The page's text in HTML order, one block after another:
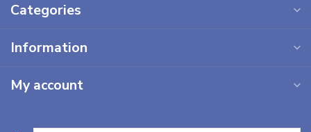
Categories
Information
My account